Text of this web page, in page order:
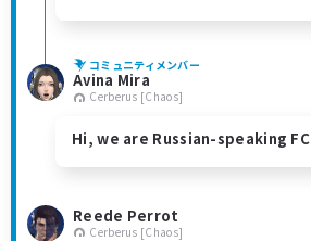
コミュニティメンバー
Avina Mira
Cerberus [Chaos]
Hi, we are Russian-speaking FC
Reede Perrot
Cerberus [Chaos]